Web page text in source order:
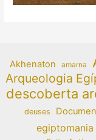
Akhenaton amarna
Arqueologia
descoberta
deuses
egiptomania